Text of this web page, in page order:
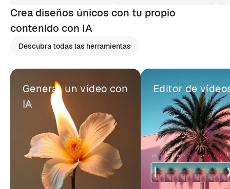
Crea diseños únicos con tu propio
contenido con IA
Descubra todas las herramientas
Generar un vídeo con
IA
Editor de